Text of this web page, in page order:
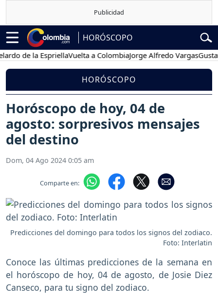
HORÓSCOPO
la EspriellaVuelta a ColombiaJorge Alfredo VargasGustavo
HORÓSCOPO
Horóscopo de hoy, 04 de
agosto: sorpresivos mensajes
del destino
Dom, 04 Ago 2024 0:05 am
Comparte en:
Predicciones del domingo para todos los signos del zodiaco.
Foto: Interlatin
Conoce las últimas predicciones de la semana en
el horóscopo de hoy, 04 de agosto, de Josie Diez
Canseco, para tu signo del zodiaco.